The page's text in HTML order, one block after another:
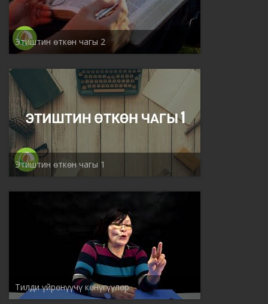
Этиштин өткөн чагы 2
Этиштин өткөн чагы 1
Тилди үйрөнүүчү көнүгүүлөр